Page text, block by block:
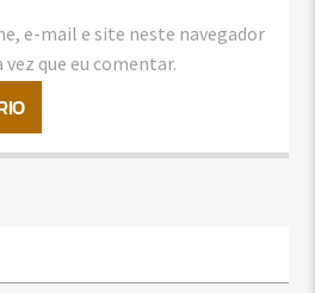
e-mail e site neste navegador
que eu comentar.